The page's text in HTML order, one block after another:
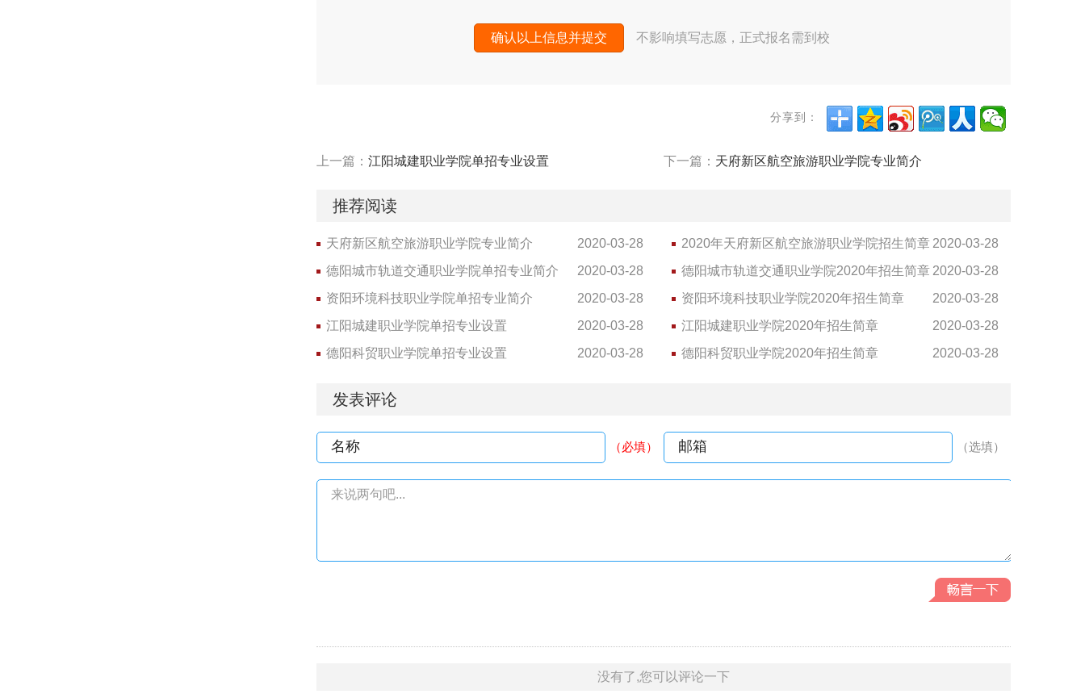
确认以上信息并提交 不影响填写志愿，正式报名需到校
分享到：
上一篇： 江阳城建职业学院单招专业设置 下一篇： 天府新区航空旅游职业学院专业简介
推荐阅读
2020-03-28
天府新区航空旅游职业学院专业简介 2020-03-28
2020年天府新区航空旅游职业学院招生简章
2020-03-28
德阳城市轨道交通职业学院单招专业简介 2020-03-28
德阳城市轨道交通职业学院2020年招生简章
2020-03-28
资阳环境科技职业学院单招专业简介 2020-03-28
资阳环境科技职业学院2020年招生简章
2020-03-28
江阳城建职业学院单招专业设置 2020-03-28
江阳城建职业学院2020年招生简章
2020-03-28
德阳科贸职业学院单招专业设置 2020-03-28
德阳科贸职业学院2020年招生简章
发表评论
名称 （必填） 邮箱 （选填）
来说两句吧...
没有了,您可以评论一下